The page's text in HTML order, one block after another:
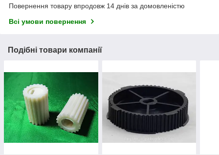
Повернення товару впродовж 14 днів за домовленістю
Всі умови повернення
Подібні товари компанії